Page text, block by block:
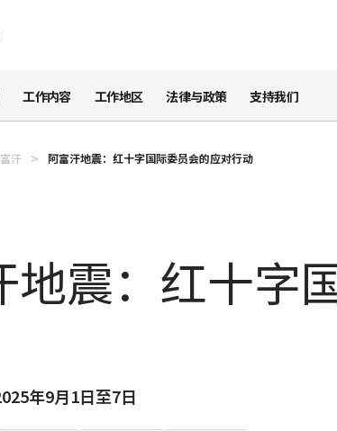
工作内容 工作地区 法律与政策 支持我们
汗 阿富汗地震：红十字国际委员会的应对行动
地震：红十字
年9月1日至7日